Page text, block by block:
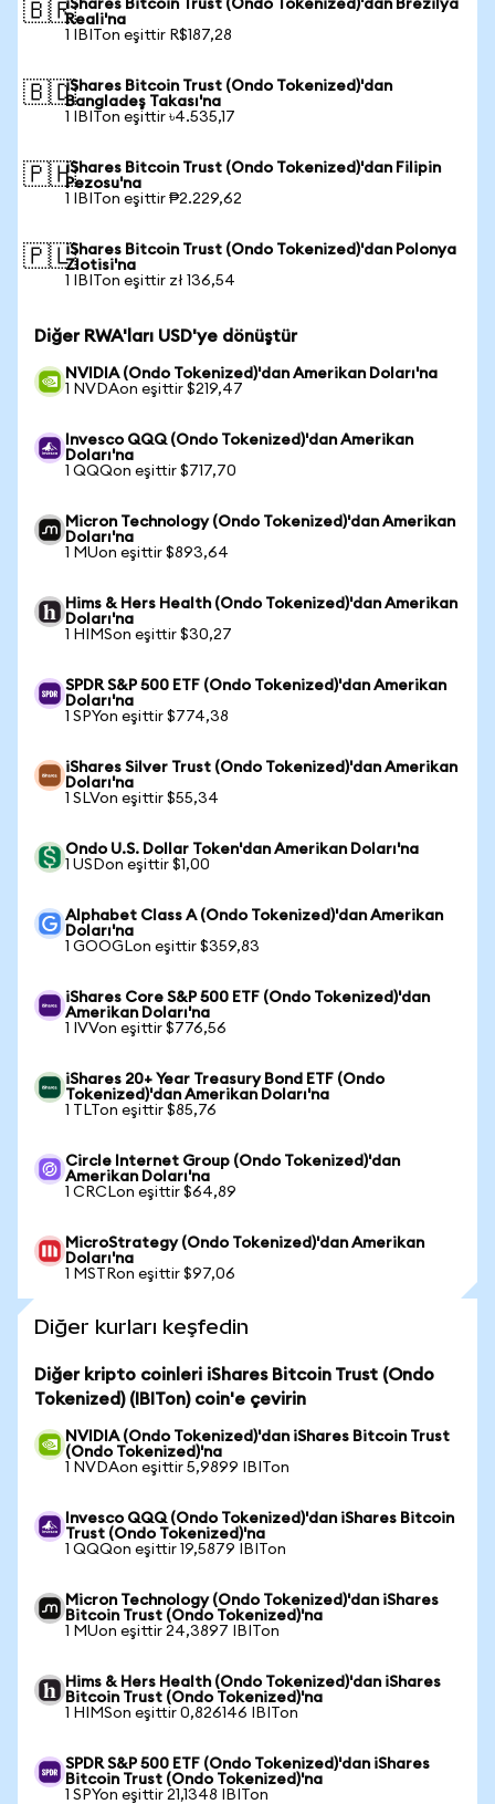
🇧🇷iShares Bitcoin Trust (Ondo Tokenized)'dan Brezilya
Reali'na
1 IBITon eşittir R$187,28
🇧🇩iShares Bitcoin Trust (Ondo Tokenized)'dan
Bangladeş Takası'na
1 IBITon eşittir ৳4.535,17
🇵🇭iShares Bitcoin Trust (Ondo Tokenized)'dan Filipin
Pezosu'na
1 IBITon eşittir ₱2.229,62
🇵🇱iShares Bitcoin Trust (Ondo Tokenized)'dan Polonya
Zlotisi'na
1 IBITon eşittir zł 136,54
Diğer RWA'ları USD'ye dönüştür
NVIDIA (Ondo Tokenized)'dan Amerikan Doları'na
1 NVDAon eşittir $219,47
Invesco QQQ (Ondo Tokenized)'dan Amerikan
Doları'na
1 QQQon eşittir $717,70
Micron Technology (Ondo Tokenized)'dan Amerikan
Doları'na
1 MUon eşittir $893,64
Hims & Hers Health (Ondo Tokenized)'dan Amerikan
Doları'na
1 HIMSon eşittir $30,27
SPDR S&P 500 ETF (Ondo Tokenized)'dan Amerikan
Doları'na
1 SPYon eşittir $774,38
iShares Silver Trust (Ondo Tokenized)'dan Amerikan
Doları'na
1 SLVon eşittir $55,34
Ondo U.S. Dollar Token'dan Amerikan Doları'na
1 USDon eşittir $1,00
Alphabet Class A (Ondo Tokenized)'dan Amerikan
Doları'na
1 GOOGLon eşittir $359,83
iShares Core S&P 500 ETF (Ondo Tokenized)'dan
Amerikan Doları'na
1 IVVon eşittir $776,56
iShares 20+ Year Treasury Bond ETF (Ondo
Tokenized)'dan Amerikan Doları'na
1 TLTon eşittir $85,76
Circle Internet Group (Ondo Tokenized)'dan
Amerikan Doları'na
1 CRCLon eşittir $64,89
MicroStrategy (Ondo Tokenized)'dan Amerikan
Doları'na
1 MSTRon eşittir $97,06
Diğer kurları keşfedin
Diğer kripto coinleri iShares Bitcoin Trust (Ondo
Tokenized) (IBITon) coin'e çevirin
NVIDIA (Ondo Tokenized)'dan iShares Bitcoin Trust
(Ondo Tokenized)'na
1 NVDAon eşittir 5,9899 IBITon
Invesco QQQ (Ondo Tokenized)'dan iShares Bitcoin
Trust (Ondo Tokenized)'na
1 QQQon eşittir 19,5879 IBITon
Micron Technology (Ondo Tokenized)'dan iShares
Bitcoin Trust (Ondo Tokenized)'na
1 MUon eşittir 24,3897 IBITon
Hims & Hers Health (Ondo Tokenized)'dan iShares
Bitcoin Trust (Ondo Tokenized)'na
1 HIMSon eşittir 0,826146 IBITon
SPDR S&P 500 ETF (Ondo Tokenized)'dan iShares
Bitcoin Trust (Ondo Tokenized)'na
1 SPYon eşittir 21,1348 IBITon